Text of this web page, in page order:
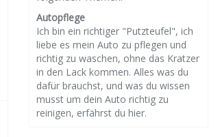
Autopflege
Ich bin ein richtiger "Putzteufel", ich
liebe es mein Auto zu pflegen und
richtig zu waschen, ohne das Kratzer
in den Lack kommen. Alles was du
dafür brauchst, und was du wissen
musst um dein Auto richtig zu
reinigen, erfährst du hier.